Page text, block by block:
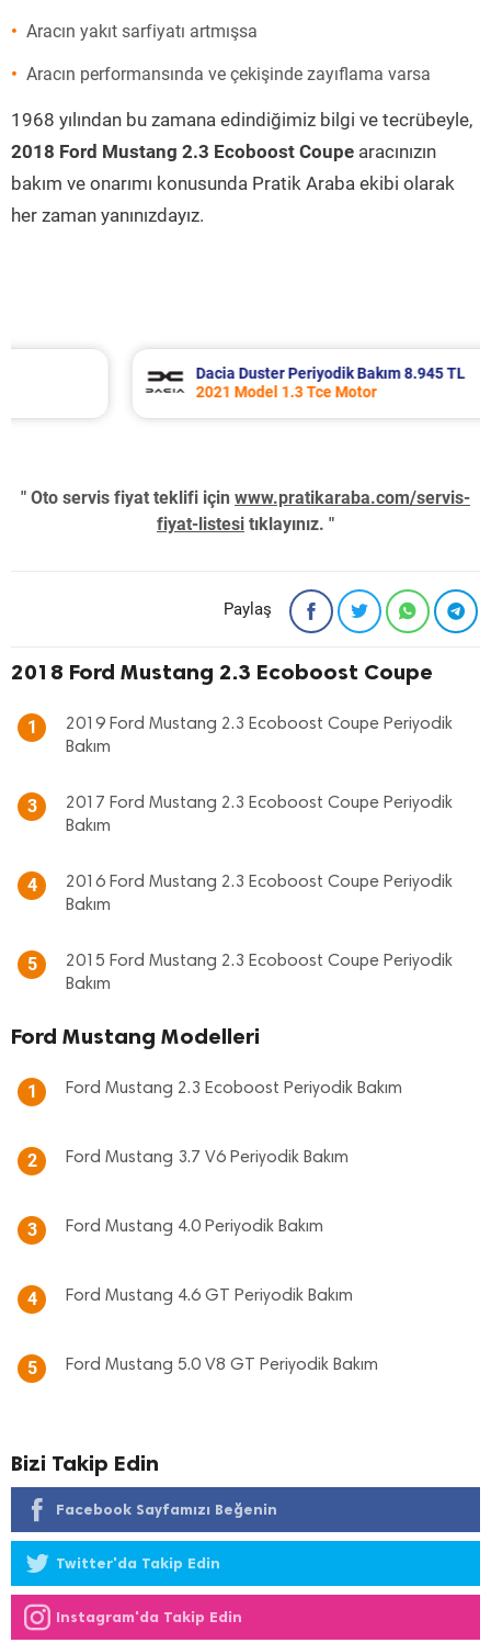
Aracın yakıt sarfiyatı artmışsa
Aracın performansında ve çekişinde zayıflama varsa
1968 yılından bu zamana edindiğimiz bilgi ve tecrübeyle,
2018 Ford Mustang 2.3 Ecoboost Coupe aracınızın
bakım ve onarımı konusunda Pratik Araba ekibi olarak
her zaman yanınızdayız.
Dacia Duster Periyodik Bakım 8.945 TL
2021 Model 1.3 Tce Motor
" Oto servis fiyat teklifi için www.pratikaraba.com/servis-
fiyat-listesi tıklayınız. "
Paylaş
2018 Ford Mustang 2.3 Ecoboost Coupe
1
2019 Ford Mustang 2.3 Ecoboost Coupe Periyodik
Bakım
3
2017 Ford Mustang 2.3 Ecoboost Coupe Periyodik
Bakım
4
2016 Ford Mustang 2.3 Ecoboost Coupe Periyodik
Bakım
5
2015 Ford Mustang 2.3 Ecoboost Coupe Periyodik
Bakım
Ford Mustang Modelleri
1 Ford Mustang 2.3 Ecoboost Periyodik Bakım
2 Ford Mustang 3.7 V6 Periyodik Bakım
3 Ford Mustang 4.0 Periyodik Bakım
4 Ford Mustang 4.6 GT Periyodik Bakım
5 Ford Mustang 5.0 V8 GT Periyodik Bakım
Bizi Takip Edin
Facebook Sayfamızı Beğenin
Twitter'da Takip Edin
Instagram'da Takip Edin